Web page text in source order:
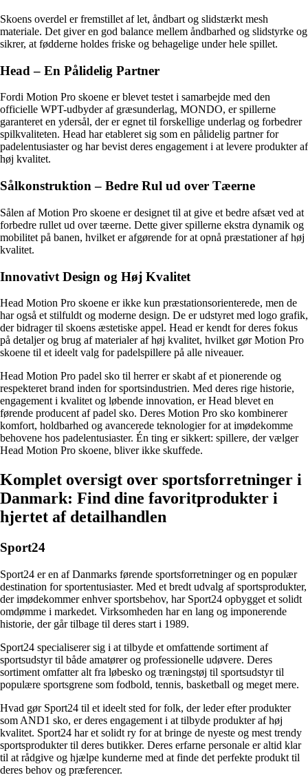
Skoens overdel er fremstillet af let, åndbart og slidstærkt mesh
materiale. Det giver en god balance mellem åndbarhed og slidstyrke og
sikrer, at fødderne holdes friske og behagelige under hele spillet.
Head – En Pålidelig Partner
Fordi Motion Pro skoene er blevet testet i samarbejde med den
officielle WPT-udbyder af græsunderlag, MONDO, er spillerne
garanteret en ydersål, der er egnet til forskellige underlag og forbedrer
spilkvaliteten. Head har etableret sig som en pålidelig partner for
padelentusiaster og har bevist deres engagement i at levere produkter af
høj kvalitet.
Sålkonstruktion – Bedre Rul ud over Tæerne
Sålen af Motion Pro skoene er designet til at give et bedre afsæt ved at
forbedre rullet ud over tæerne. Dette giver spillerne ekstra dynamik og
mobilitet på banen, hvilket er afgørende for at opnå præstationer af høj
kvalitet.
Innovativt Design og Høj Kvalitet
Head Motion Pro skoene er ikke kun præstationsorienterede, men de
har også et stilfuldt og moderne design. De er udstyret med logo grafik,
der bidrager til skoens æstetiske appel. Head er kendt for deres fokus
på detaljer og brug af materialer af høj kvalitet, hvilket gør Motion Pro
skoene til et ideelt valg for padelspillere på alle niveauer.
Head Motion Pro padel sko til herrer er skabt af et pionerende og
respekteret brand inden for sportsindustrien. Med deres rige historie,
engagement i kvalitet og løbende innovation, er Head blevet en
førende producent af padel sko. Deres Motion Pro sko kombinerer
komfort, holdbarhed og avancerede teknologier for at imødekomme
behovene hos padelentusiaster. Én ting er sikkert: spillere, der vælger
Head Motion Pro skoene, bliver ikke skuffede.
Komplet oversigt over sportsforretninger i
Danmark: Find dine favoritprodukter i
hjertet af detailhandlen
Sport24
Sport24 er en af Danmarks førende sportsforretninger og en populær
destination for sportentusiaster. Med et bredt udvalg af sportsprodukter,
der imødekommer enhver sportsbehov, har Sport24 opbygget et solidt
omdømme i markedet. Virksomheden har en lang og imponerende
historie, der går tilbage til deres start i 1989.
Sport24 specialiserer sig i at tilbyde et omfattende sortiment af
sportsudstyr til både amatører og professionelle udøvere. Deres
sortiment omfatter alt fra løbesko og træningstøj til sportsudstyr til
populære sportsgrene som fodbold, tennis, basketball og meget mere.
Hvad gør Sport24 til et ideelt sted for folk, der leder efter produkter
som AND1 sko, er deres engagement i at tilbyde produkter af høj
kvalitet. Sport24 har et solidt ry for at bringe de nyeste og mest trendy
sportsprodukter til deres butikker. Deres erfarne personale er altid klar
til at rådgive og hjælpe kunderne med at finde det perfekte produkt til
deres behov og præferencer.